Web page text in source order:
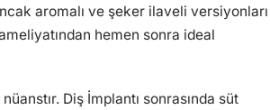
aromalı ve şeker ilaveli versiyonları
hemen sonra ideal
Diş İmplantı sonrasında süt